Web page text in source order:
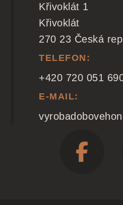
Křivoklát 1
Křivoklát
270 23 Česká
TELEFON:
+420 720 051
E-MAIL: